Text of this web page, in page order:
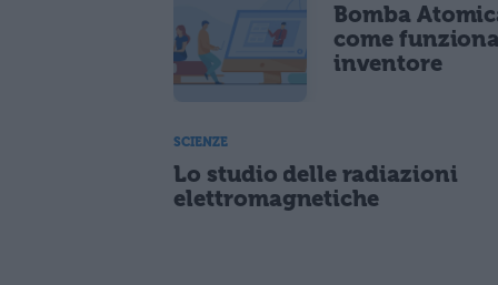
Bomba
come
inventore
SCIENZE
Lo studio delle radiazioni
elettromagnetiche